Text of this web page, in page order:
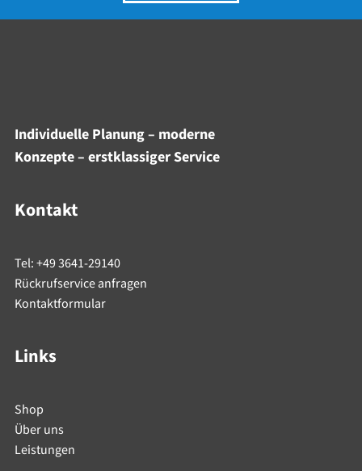
Individuelle Planung – moderne
Konzepte – erstklassiger Service
Kontakt
Tel: +49 3641-29140
Rückrufservice anfragen
Kontaktformular
Links
Shop
Über uns
Leistungen